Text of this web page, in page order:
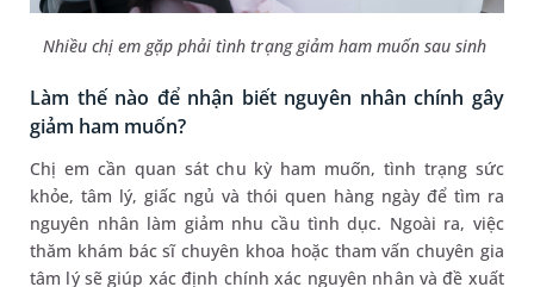
Nhiều chị em gặp phải tình trạng giảm ham muốn sau sinh
Làm thế nào để nhận biết nguyên nhân chính gây
giảm ham muốn?
Chị em cần quan sát chu kỳ ham muốn, tình trạng sức
khỏe, tâm lý, giấc ngủ và thói quen hàng ngày để tìm ra
nguyên nhân làm giảm nhu cầu tình dục. Ngoài ra, việc
thăm khám bác sĩ chuyên khoa hoặc tham vấn chuyên gia
tâm lý sẽ giúp xác định chính xác nguyên nhân và đề xuất